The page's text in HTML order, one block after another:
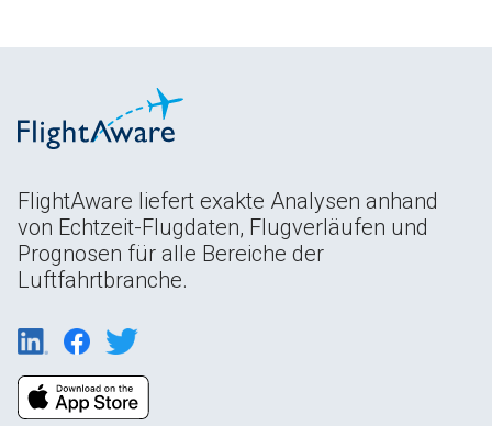
FlightAware liefert exakte Analysen anhand
von Echtzeit-Flugdaten, Flugverläufen und
Prognosen für alle Bereiche der
Luftfahrtbranche.